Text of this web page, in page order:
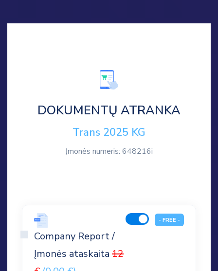
DOKUMENTŲ ATRANKA
Trans 2025 KG
Įmonės numeris: 648216i
Company Report /
Įmonės ataskaita 12
- FREE -